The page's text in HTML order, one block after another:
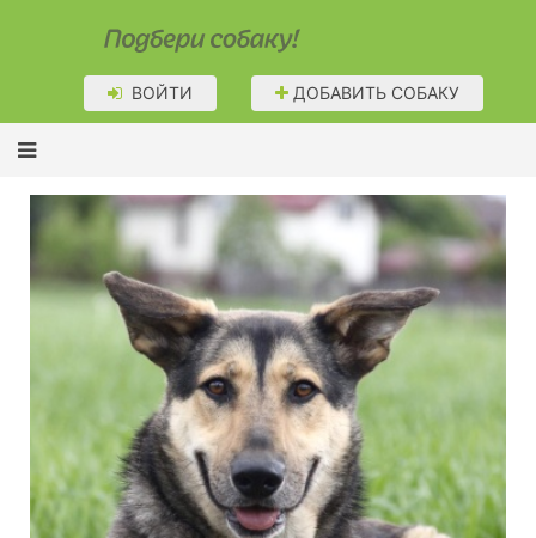
Подбери собаку!
ВОЙТИ ДОБАВИТЬ СОБАКУ